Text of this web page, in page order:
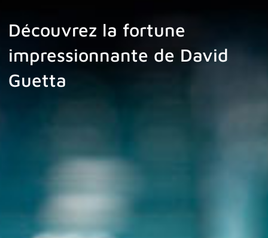
Découvrez la fortune
impressionnante de David
Guetta